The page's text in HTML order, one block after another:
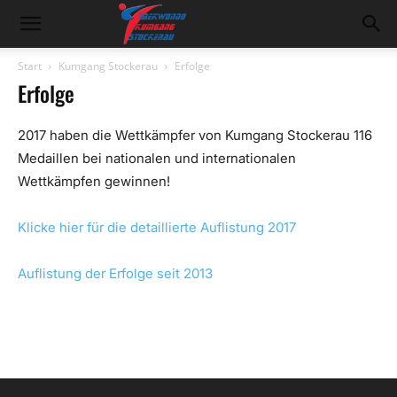
Kumgang
Stockerau
Start Kumgang Stockerau Erfolge
Erfolge
2017 haben die Wettkämpfer von Kumgang Stockerau 116
Medaillen bei nationalen und internationalen
Wettkämpfen gewinnen!
Klicke hier für die detaillierte Auflistung 2017
Auflistung der Erfolge seit 2013